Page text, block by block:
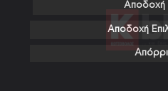
Αποδοχή